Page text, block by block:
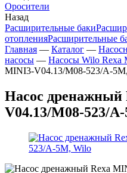
Оросители
Назад
Расширительные баки
отопленияРасширительные
Главная — Каталог —
насосы — Насосы Wilo Rexa
MINI3-V04.13/M08-523/A-
Насос дренажный
V04.13/M08-523/